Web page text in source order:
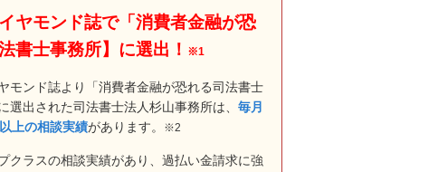
ヤモンド誌で「消費者金融が恐
書士事務所】に選出！ ※1
モンド誌より「消費者金融が恐れる司法書士
選出された司法書士法人杉山事務所は、 毎月
上の相談実績があります。 ※2
クラスの相談実績があり、過払い金請求に強